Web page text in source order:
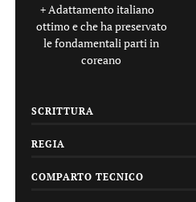
SCRITTURA
REGIA
COMPARTO TECNICO
Adattamento italiano
ottimo e che ha preservato
le fondamentali parti in
coreano